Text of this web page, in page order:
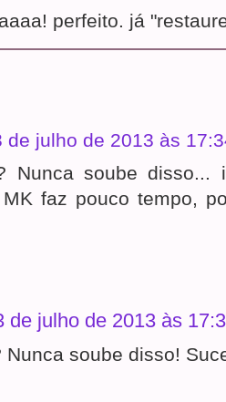
perfeito. já
de julho de 2013 às
Nunca soube disso...
faz pouco tempo,
de julho de 2013 às
Nunca soube disso!